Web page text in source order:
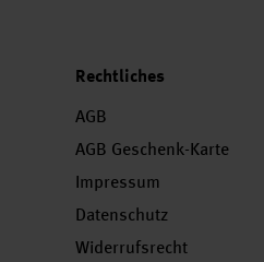
Rechtliches
AGB
AGB Geschenk-Karte
Impressum
Datenschutz
Widerrufsrecht